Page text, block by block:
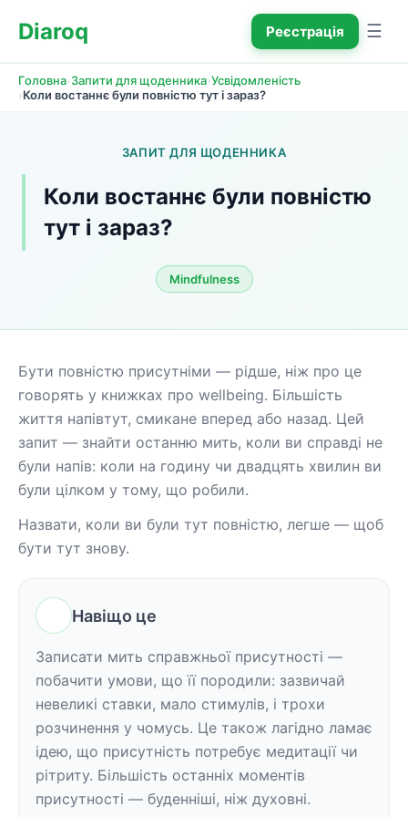
Diaroq Реєстрація ☰
Головна›Запити для щоденника›Усвідомленість
›Коли востаннє були повністю тут і зараз?
ЗАПИТ ДЛЯ ЩОДЕННИКА
Коли востаннє були повністю
тут і зараз?
Mindfulness
Бути повністю присутніми — рідше, ніж про це
говорять у книжках про wellbeing. Більшість
життя напівтут, смикане вперед або назад. Цей
запит — знайти останню мить, коли ви справді не
були напів: коли на годину чи двадцять хвилин ви
були цілком у тому, що робили.
Назвати, коли ви були тут повністю, легше — щоб
бути тут знову.
Навіщо це
Записати мить справжньої присутності —
побачити умови, що її породили: зазвичай
невеликі ставки, мало стимулів, і трохи
розчинення у чомусь. Це також лагідно ламає
ідею, що присутність потребує медитації чи
рітриту. Більшість останніх моментів
присутності — буденніші, ніж духовні.